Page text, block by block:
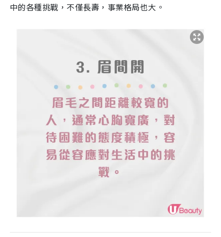
中的各種挑戰，不僅長壽，事業格局也大。